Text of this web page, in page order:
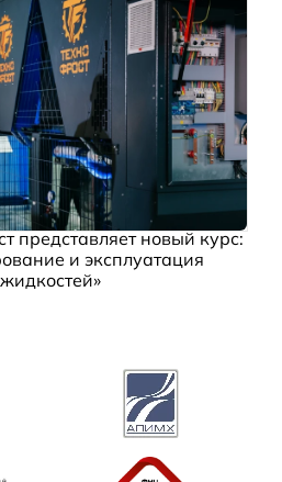
представляет новый курс:
и эксплуатация